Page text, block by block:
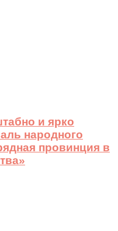
и ярко
народного
провинция в